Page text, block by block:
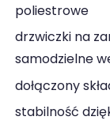
poliestrowe
drzwiczki na
samodzielne
dołączony
stabilność